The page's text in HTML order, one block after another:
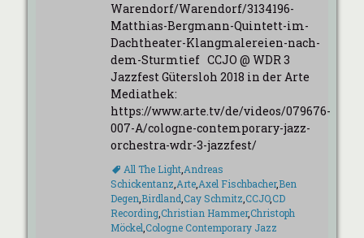
Warendorf/Warendorf/3134196-
Matthias-Bergmann-Quintett-im-
Dachtheater-Klangmalereien-nach-
dem-Sturmtief CCJO @ WDR 3
Jazzfest Gütersloh 2018 in der Arte
Mediathek:
https://www.arte.tv/de/videos/079676-
007-A/cologne-contemporary-jazz-
orchestra-wdr-3-jazzfest/
Schlagworte
All The Light, Andreas
Schickentanz Arte, Axel Fischbacher,Ben
Degen Birdland Cay Schmitz CCJO,CD
Recording,Christian Hammer,Christoph
Möckel Cologne Contemporary Jazz